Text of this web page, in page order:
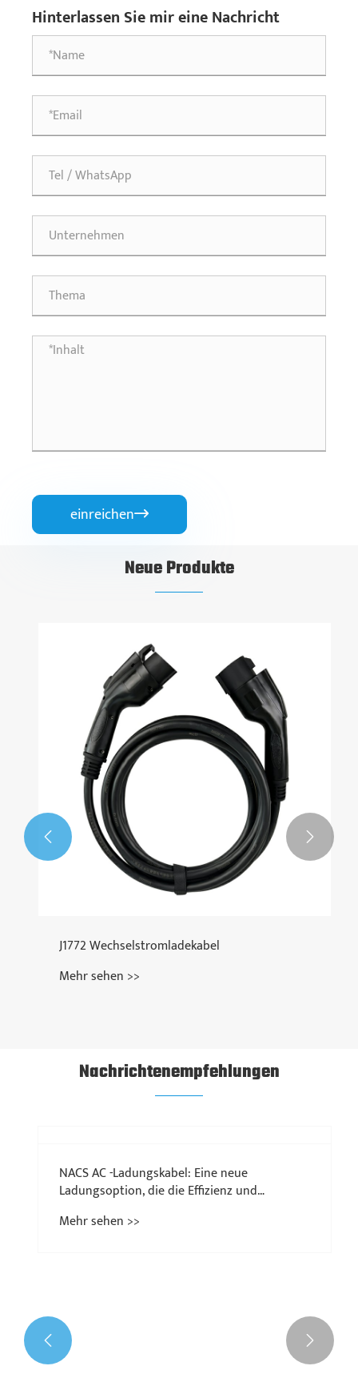
Hinterlassen Sie mir eine Nachricht
einreichen
Neue Produkte
J1772 Wechselstromladekabel
Mehr sehen >>
 
Nachrichtenempfehlungen
 